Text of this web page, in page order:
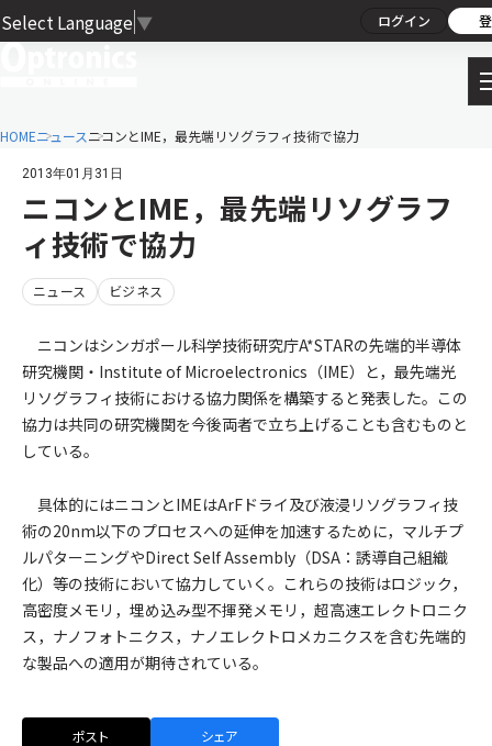
Select Language ▼ ログイン
HOMEニュースニコンとIME，最先端リソグラフィ技術で協力
2013年01月31日
ニコンとIME，最先端リソグラフ
ィ技術で協力
ニュース ビジネス
ニコンはシンガポール科学技術研究庁A*STARの先端的半導体
研究機関・Institute of Microelectronics（IME）と，最先端光
リソグラフィ技術における協力関係を構築すると発表した。この
協力は共同の研究機関を今後両者で立ち上げることも含むものと
している。
具体的にはニコンとIMEはArFドライ及び液浸リソグラフィ技
術の20nm以下のプロセスへの延伸を加速するために，マルチプ
ルパターニングやDirect Self Assembly（DSA：誘導自己組織
化）等の技術において協力していく。これらの技術はロジック，
高密度メモリ，埋め込み型不揮発メモリ，超高速エレクトロニク
ス，ナノフォトニクス，ナノエレクトロメカニクスを含む先端的
な製品への適用が期待されている。
ポスト シェア